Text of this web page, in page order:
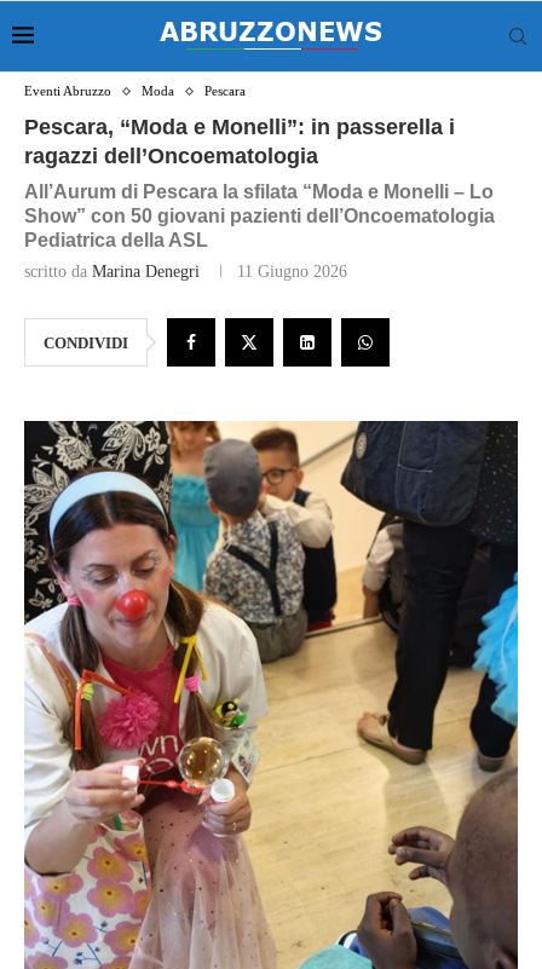
Eventi Abruzzo Moda Pescara
Pescara, “Moda e Monelli”: in passerella i
ragazzi dell’Oncoematologia
All’Aurum di Pescara la sfilata “Moda e Monelli – Lo
Show” con 50 giovani pazienti dell’Oncoematologia
Pediatrica della ASL
scritto da Marina Denegri 11 Giugno 2026
CONDIVIDI